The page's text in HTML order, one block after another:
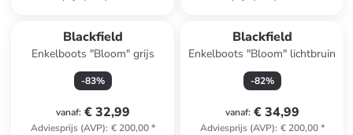
Blackfield
Enkelboots "Bloom" grijs
-83%
vanaf: € 32,99
Adviesprijs (AVP): € 200,00*
Blackfield
Enkelboots "Bloom" lichtbruin
-82%
vanaf: € 34,99
Adviesprijs (AVP): € 200,00*